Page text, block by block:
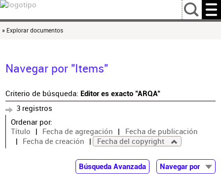
…
» Explorar documentos
Navegar por "Items"
Criterio de búsqueda: Editor es exacto "ARQA"
3 registros
Ordenar por:
Título
Fecha de agregación
Fecha de publicación
Fecha de creación
Fecha del copyright
Búsqueda Avanzada
Navegar por